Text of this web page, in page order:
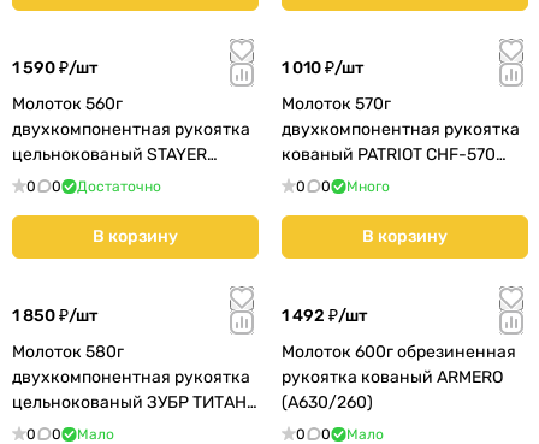
1 590 ₽/шт
Молоток 560г
двухкомпонентная рукоятка
цельнокованый STAYER
STRIKE (2025-560)
0 0 Достаточно
В корзину
1 010 ₽/шт
Молоток 570г
двухкомпонентная рукоятка
кованый PATRIOT СHF-570
(350001024)
0 0 Много
В корзину
1 850 ₽/шт
Молоток 580г
двухкомпонентная рукоятка
цельнокованый ЗУБР ТИТАН
(20258-580)
0 0 Мало
1 492 ₽/шт
Молоток 600г обрезиненная
рукоятка кованый ARMERO
(A630/260)
0 0 Мало